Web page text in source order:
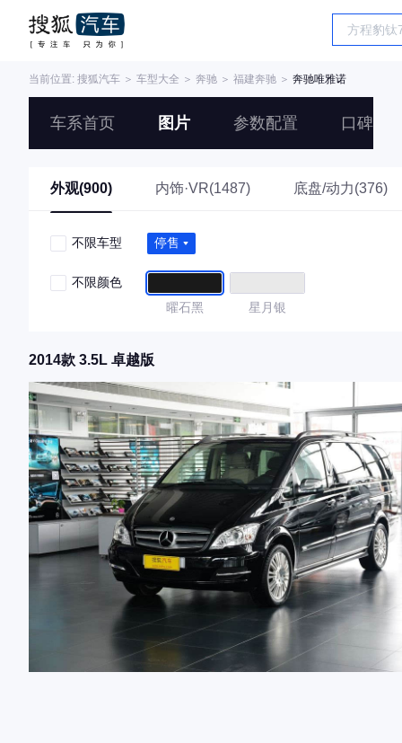
当前位置: 搜狐汽车 ＞ 车型大全 ＞ 奔驰 ＞ 福建奔驰 ＞ 奔驰唯雅诺
车系首页 图片 参数配置 口碑
外观(900) 内饰·VR(1487) 底盘/动力(376)
不限车型 停售
不限颜色
曜石黑
星月银
2014款 3.5L 卓越版